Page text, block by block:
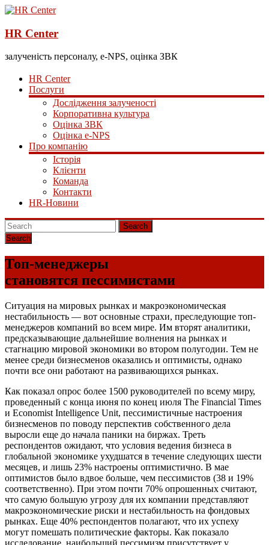
HR Center
залученість персоналу, e-NPS, оцінка ЗВК
HR Center
Послуги
Дослідження залученості
Корпоративна культура
Оцінка ЗВК
Оцінка e-NPS
Про компанію
Історія
Клієнти
Команда
Контакти
HR-Новини
Search
Топ-менеджеры
становятся пессимистами
Ситуация на мировых рынках и макроэкономическая
нестабильность — вот основные страхи, преследующие топ-
менеджеров компаний во всем мире. Им вторят аналитики,
предсказывающие дальнейшие волнения на рынках и
стагнацию мировой экономики во втором полугодии. Тем не
менее среди бизнесменов оказались и оптимисты, однако
почти все они работают на развивающихся рынках.
Как показал опрос более 1500 руководителей по всему миру,
проведенный с конца июня по конец июля The Financial Times
и Economist Intelligence Unit, пессимистичные настроения
бизнесменов по поводу перспектив собственного дела
выросли еще до начала паники на биржах. Треть
респондентов ожидают, что условия ведения бизнеса в
глобальной экономике ухудшатся в течение следующих шести
месяцев, и лишь 23% настроены оптимистично. В мае
оптимистов было вдвое больше, чем пессимистов (38 и 19%
соответственно). При этом почти 70% опрошенных считают,
что самую большую угрозу для их компании представляют
макроэкономические риски и нестабильность на фондовых
рынках. Еще 40% респондентов полагают, что их успеху
могут помешать политические факторы. Как показало
исследование, наибольший пессимизм присутствует у